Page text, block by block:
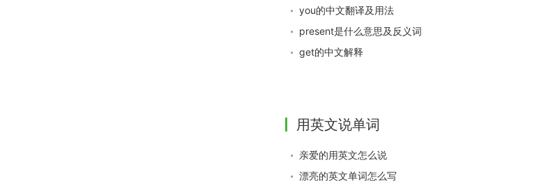
you的中文翻译及用法
present是什么意思及反义词
get的中文解释
用英文说单词
亲爱的用英文怎么说
漂亮的英文单词怎么写